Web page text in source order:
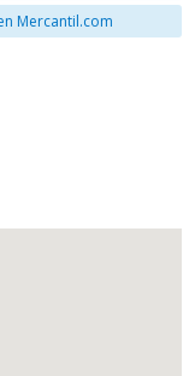
Mercantil.com